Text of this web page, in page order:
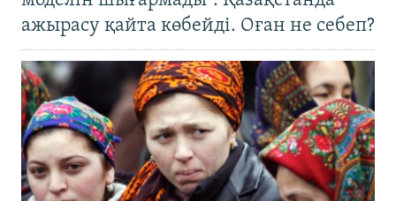
ажырасу қайта көбейді. Оған не себеп?